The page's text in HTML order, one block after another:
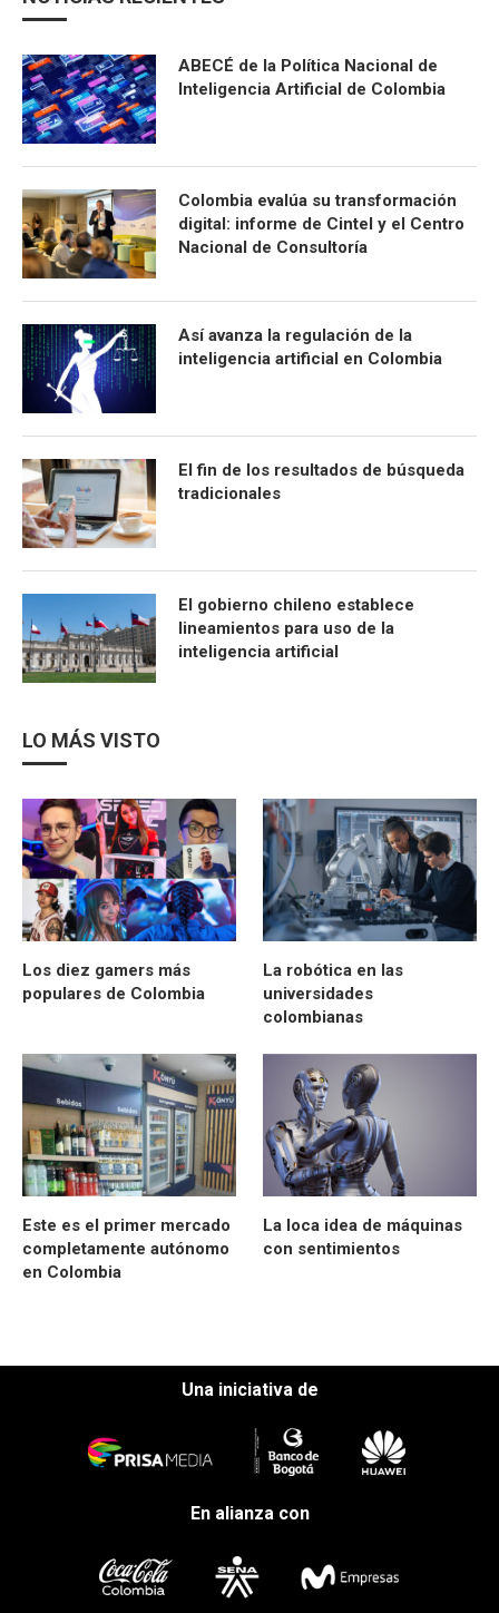
ABECÉ de la Política Nacional de
Inteligencia Artificial de Colombia
Colombia evalúa su transformación
digital: informe de Cintel y el Centro
Nacional de Consultoría
Así avanza la regulación de la
inteligencia artificial en Colombia
El fin de los resultados de búsqueda
tradicionales
El gobierno chileno establece
lineamientos para uso de la
inteligencia artificial
LO MÁS VISTO
Los diez gamers más
populares de Colombia
La robótica en las
universidades
colombianas
Este es el primer mercado
completamente autónomo
en Colombia
La loca idea de máquinas
con sentimientos
Una iniciativa de
En alianza con